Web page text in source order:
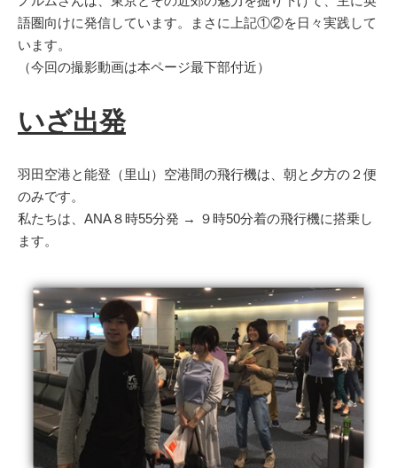
語圏向けに発信しています。まさに上記①②を日々実践して
います。
（今回の撮影動画は本ページ最下部付近）
いざ出発
羽田空港と能登（里山）空港間の飛行機は、朝と夕方の２便
のみです。
私たちは、ANA８時55分発 → ９時50分着の飛行機に搭乗し
ます。